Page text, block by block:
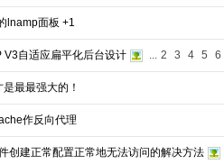
lnamp面板 +1
V3自适应扁平化后台设计 ... 2 3 4 5 6
最最强大的！
作反向代理
创建正常配置正常地无法访问的解决方法